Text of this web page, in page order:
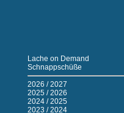
Lache on Demand
Schnappschüße
2026 / 2027
2025 / 2026
2024 / 2025
2023 / 2024